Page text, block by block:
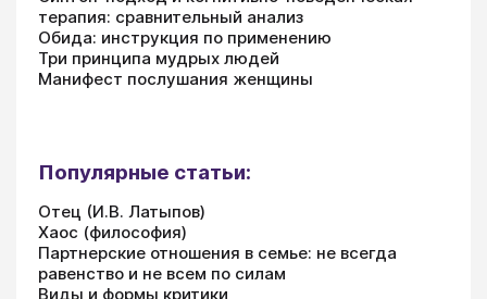
терапия: сравнительный анализ
Обида: инструкция по применению
Три принципа мудрых людей
Манифест послушания женщины
Популярные статьи:
Отец (И.В. Латыпов)
Хаос (философия)
Партнерские отношения в семье: не всегда
равенство и не всем по силам
Виды и формы критики